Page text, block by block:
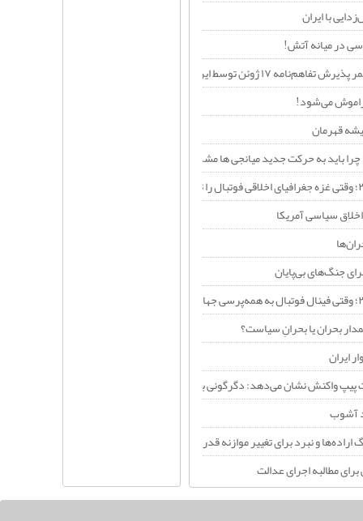
با ایران
در میانه آتش!
ایران را یک «خطای محاسباتی راهبردی» می‌داند؟+فیلم
می‌شود!
قهرمان
باید به حرکت جدید میانجی ها مشکوک باشیم؟
سیاسی آمریکا
جنگ‌های بی‌پایان
بحران یا بحرانِ سیاست؟
ایران
واکنش نشان می‌دهد: دگرگونی بنیادین در معماری قدرت خاورمیانه+فیلم
آشوب
و نبرد برای تغییر موازنه قدرت
مطالبه اجرای عدالت